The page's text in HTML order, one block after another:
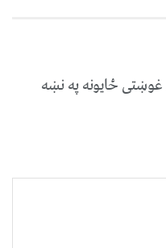
غوښتى ځایونه په نښه